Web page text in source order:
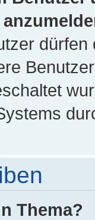
Thema?